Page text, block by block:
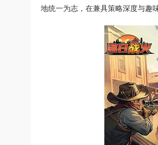
地统一为志，在兼具策略深度与趣